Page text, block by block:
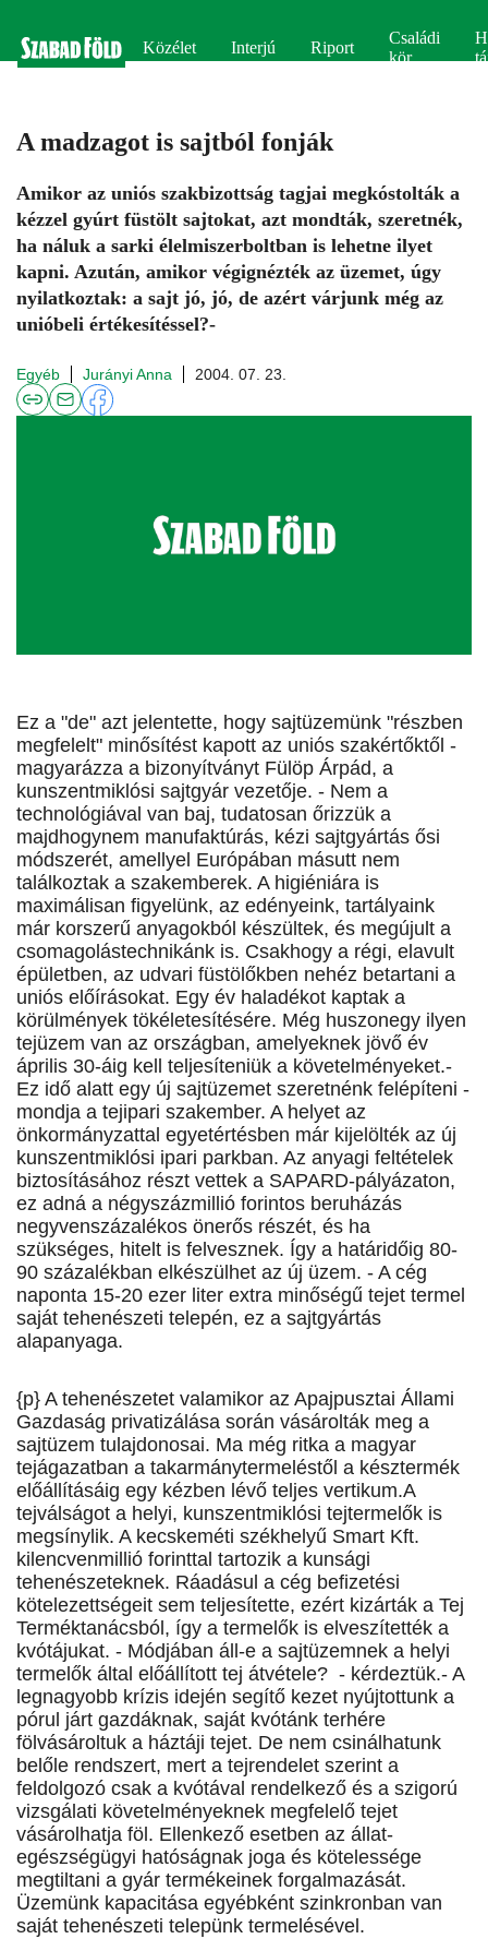
Közélet Interjú Riport
Családi
kör
A madzagot is sajtból fonják
Amikor az uniós szakbizottság tagjai megkóstolták a
kézzel gyúrt füstölt sajtokat, azt mondták, szeretnék,
ha náluk a sarki élelmiszerboltban is lehetne ilyet
kapni. Azután, amikor végignézték az üzemet, úgy
nyilatkoztak: a sajt jó, jó, de azért várjunk még az
unióbeli értékesítéssel?-
Egyéb Jurányi Anna 2004. 07. 23.
Ez a "de" azt jelentette, hogy sajtüzemünk "részben
megfelelt" minősítést kapott az uniós szakértőktől -
magyarázza a bizonyítványt Fülöp Árpád, a
kunszentmiklósi sajtgyár vezetője. - Nem a
technológiával van baj, tudatosan őrizzük a
majdhogynem manufaktúrás, kézi sajtgyártás ősi
módszerét, amellyel Európában másutt nem
találkoztak a szakemberek. A higiéniára is
maximálisan figyelünk, az edényeink, tartályaink
már korszerű anyagokból készültek, és megújult a
csomagolástechnikánk is. Csakhogy a régi, elavult
épületben, az udvari füstölőkben nehéz betartani a
uniós előírásokat. Egy év haladékot kaptak a
körülmények tökéletesítésére. Még huszonegy ilyen
tejüzem van az országban, amelyeknek jövő év
április 30-áig kell teljesíteniük a követelményeket.-
Ez idő alatt egy új sajtüzemet szeretnénk felépíteni -
mondja a tejipari szakember. A helyet az
önkormányzattal egyetértésben már kijelölték az új
kunszentmiklósi ipari parkban. Az anyagi feltételek
biztosításához részt vettek a SAPARD-pályázaton,
ez adná a négyszázmillió forintos beruházás
negyvenszázalékos önerős részét, és ha
szükséges, hitelt is felvesznek. Így a határidőig 80-
90 százalékban elkészülhet az új üzem. - A cég
naponta 15-20 ezer liter extra minőségű tejet termel
saját tehenészeti telepén, ez a sajtgyártás
alapanyaga.
{p} A tehenészetet valamikor az Apajpusztai Állami
Gazdaság privatizálása során vásárolták meg a
sajtüzem tulajdonosai. Ma még ritka a magyar
tejágazatban a takarmánytermeléstől a késztermék
előállításáig egy kézben lévő teljes vertikum.A
tejválságot a helyi, kunszentmiklósi tejtermelők is
megsínylik. A kecskeméti székhelyű Smart Kft.
kilencvenmillió forinttal tartozik a kunsági
tehenészeteknek. Ráadásul a cég befizetési
kötelezettségeit sem teljesítette, ezért kizárták a Tej
Terméktanácsból, így a termelők is elveszítették a
kvótájukat. - Módjában áll-e a sajtüzemnek a helyi
termelők által előállított tej átvétele? - kérdeztük.- A
legnagyobb krízis idején segítő kezet nyújtottunk a
pórul járt gazdáknak, saját kvótánk terhére
fölvásároltuk a háztáji tejet. De nem csinálhatunk
belőle rendszert, mert a tejrendelet szerint a
feldolgozó csak a kvótával rendelkező és a szigorú
vizsgálati követelményeknek megfelelő tejet
vásárolhatja föl. Ellenkező esetben az állat-
egészségügyi hatóságnak joga és kötelessége
megtiltani a gyár termékeinek forgalmazását.
Üzemünk kapacitása egyébként szinkronban van
saját tehenészeti telepünk termelésével.